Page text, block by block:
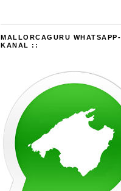
MALLORCAGURU WHATSAPP-
KANAL ::